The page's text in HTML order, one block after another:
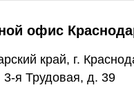
офис
край, г.
3-я Трудовая, д. 39